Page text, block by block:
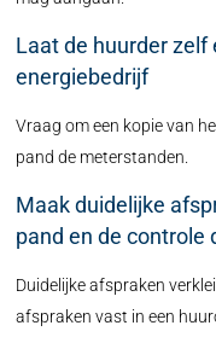
Laat de huurder
energiebedrijf
Vraag om een kopie van
pand de meterstanden.
Maak duidelijke
pand en de controle
Duidelijke afspraken
afspraken vast in een